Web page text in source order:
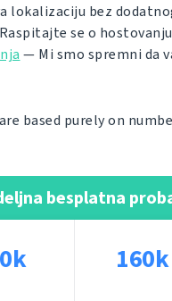
lokalizaciju bez
se o
— Mi smo spremni da
based purely on
besplatna
160k